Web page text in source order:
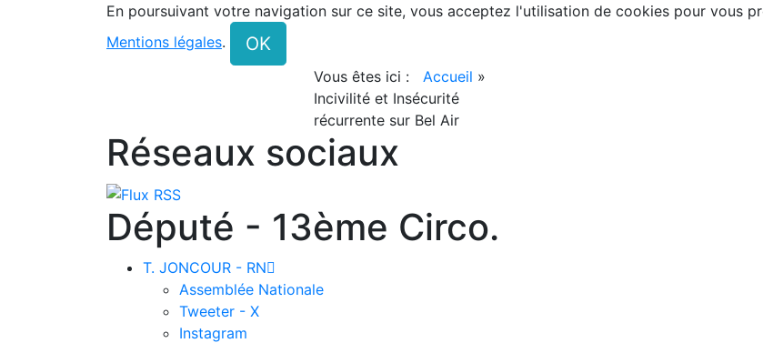
En poursuivant votre navigation sur ce site, vous acceptez l'utilisation de cookies pour vous
Mentions légales. OK
Vous êtes ici : Accueil »
Incivilité et Insécurité
récurrente sur Bel Air
Réseaux sociaux
Député - 13ème Circo.
T. JONCOUR - RN
Assemblée Nationale
Tweeter - X
Instagram